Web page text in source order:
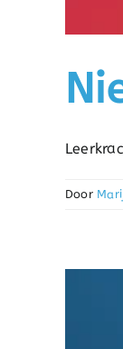
Door